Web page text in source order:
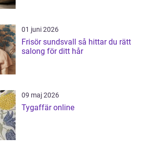
01 juni 2026
Frisör sundsvall så hittar du rätt
salong för ditt hår
09 maj 2026
Tygaffär online